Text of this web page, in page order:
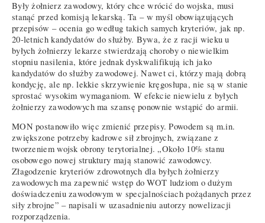
Były żołnierz zawodowy, który chce wrócić do wojska, musi
stanąć przed komisją lekarską. Ta – w myśl obowiązujących
przepisów – ocenia go według takich samych kryteriów, jak np.
20-letnich kandydatów do służby. Bywa, że z racji wieku u
byłych żołnierzy lekarze stwierdzają choroby o niewielkim
stopniu nasilenia, które jednak dyskwalifikują ich jako
kandydatów do służby zawodowej. Nawet ci, którzy mają dobrą
kondycję, ale np. lekkie skrzywienie kręgosłupa, nie są w stanie
sprostać wysokim wymaganiom. W efekcie niewielu z byłych
żołnierzy zawodowych ma szansę ponownie wstąpić do armii.
MON postanowiło więc zmienić przepisy. Powodem są m.in.
zwiększone potrzeby kadrowe sił zbrojnych, związane z
tworzeniem wojsk obrony terytorialnej. „Około 10% stanu
osobowego nowej struktury mają stanowić zawodowcy.
Złagodzenie kryteriów zdrowotnych dla byłych żołnierzy
zawodowych ma zapewnić wstęp do WOT ludziom o dużym
doświadczeniu zawodowym w specjalnościach pożądanych przez
siły zbrojne” – napisali w uzasadnieniu autorzy nowelizacji
rozporządzenia.